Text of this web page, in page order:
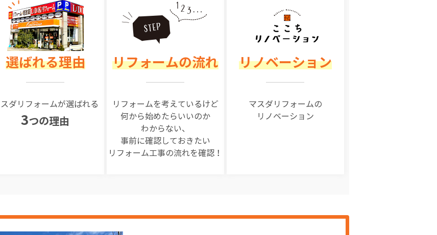
選ばれる理由
ダリフォームが選ばれる
3つの理由
リフォームの流れ
リフォームを考えているけど
何から始めたらいいのか
わからない、
事前に確認しておきたい
リフォーム工事の流れを確認！
リノベーション
マスダリフォームの
リノベーション